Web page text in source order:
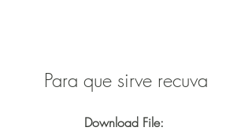
Para que sirve recuva